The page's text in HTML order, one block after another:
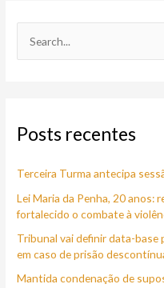
u
s
a
r
p
o
r
Posts recentes
Terceira Turma antecipa
Lei Maria da Penha, 20 anos:
fortalecido o combate à
Tribunal vai definir data-base
em caso de prisão
Mantida condenação de